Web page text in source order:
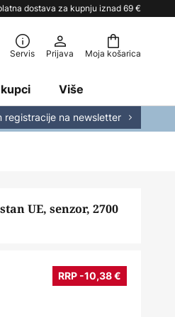
dostava za kupnju iznad 69 €
Moja košarica
Servis Prijava
Više
registracije na newsletter
UE, senzor, 2700
RRP -10,38 €